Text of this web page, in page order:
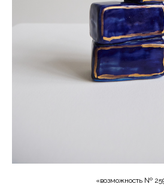
«возможность №